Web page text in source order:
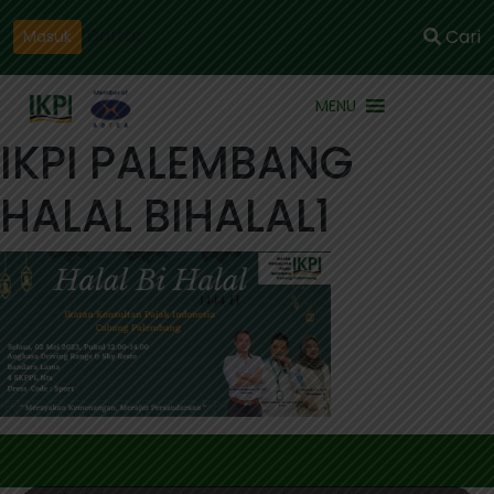
Masuk Cari
MENU
IKPI PALEMBANG
HALAL BIHALAL1